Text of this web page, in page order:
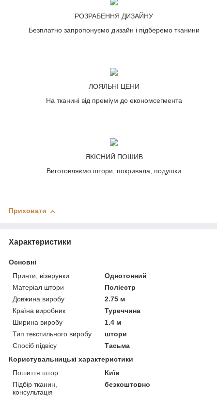
РОЗРАБЕННЯ ДИЗАЙНУ
Безплатно запропонуємо дизайн і підберемо тканини
ЛОЯЛЬНІ ЦЕНИ
На тканині від преміум до економсегмента
ЯКІСНИЙ ПОШИВ
Виготовляємо штори, покривала, подушки
Приховати
Характеристики
Основні
Принти, візерунки
Однотонний
Матеріал штори
Поліестр
Довжина виробу
2.75 м
Країна виробник
Туреччина
Ширина виробу
1.4 м
Тип текстильного виробу
штори
Спосіб підвісу
Тасьма
Користувальницькі характеристики
Пошиття штор
Київ
Підбір тканин,
консультація
безкоштовно